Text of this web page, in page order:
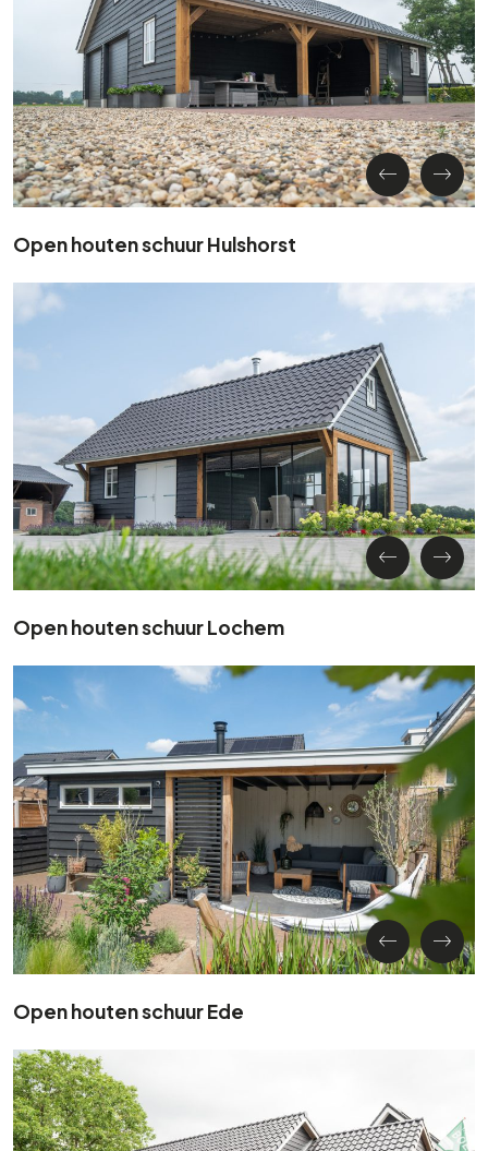
Open houten schuur Hulshorst
Open houten schuur Lochem
Open houten schuur Ede